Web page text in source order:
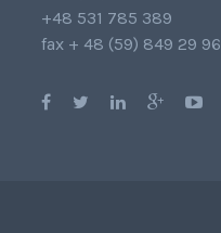
+48 531 785 389
fax + 48 (59) 849 29 96